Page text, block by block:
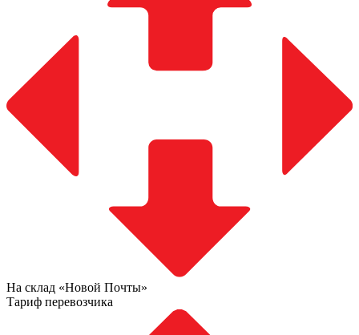
На склад «Новой Почты»
Тариф перевозчика